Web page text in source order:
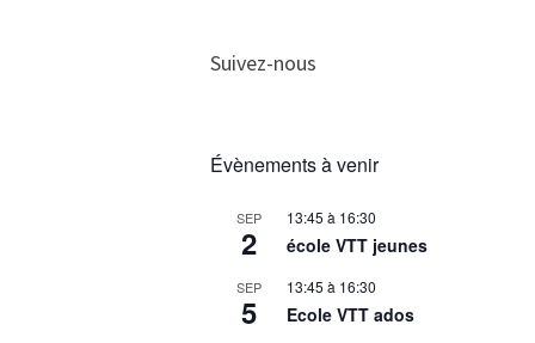
Suivez-nous
Évènements à venir
SEP
2
13:45 à 16:30
école VTT jeunes
SEP
5
13:45 à 16:30
Ecole VTT ados